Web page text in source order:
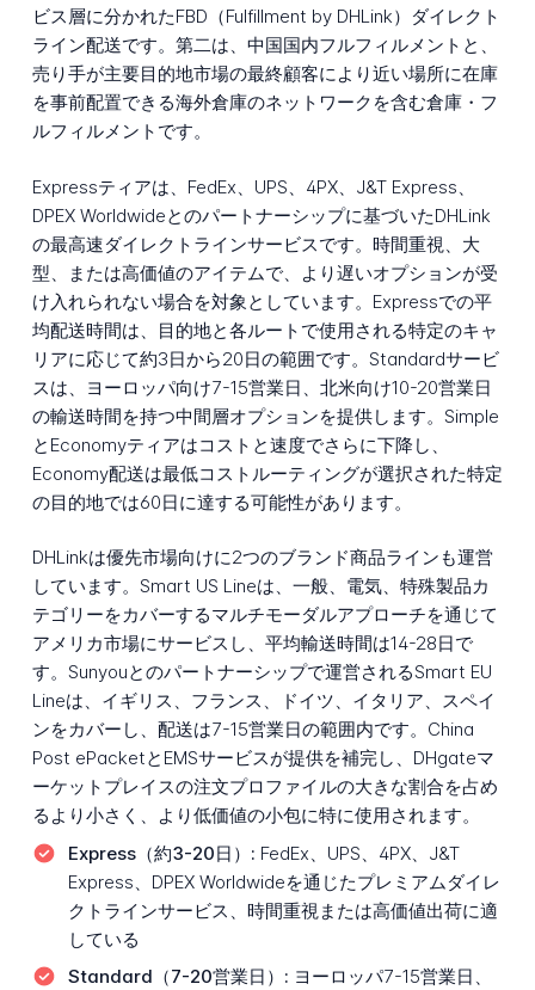
ビス層に分かれたFBD（Fulfillment by DHLink）ダイレクト
ライン配送です。第二は、中国国内フルフィルメントと、
売り手が主要目的地市場の最終顧客により近い場所に在庫
を事前配置できる海外倉庫のネットワークを含む倉庫・フ
ルフィルメントです。
Expressティアは、FedEx、UPS、4PX、J&T Express、
DPEX Worldwideとのパートナーシップに基づいたDHLink
の最高速ダイレクトラインサービスです。時間重視、大
型、または高価値のアイテムで、より遅いオプションが受
け入れられない場合を対象としています。Expressでの平
均配送時間は、目的地と各ルートで使用される特定のキャ
リアに応じて約3日から20日の範囲です。Standardサービ
スは、ヨーロッパ向け7-15営業日、北米向け10-20営業日
の輸送時間を持つ中間層オプションを提供します。Simple
とEconomyティアはコストと速度でさらに下降し、
Economy配送は最低コストルーティングが選択された特定
の目的地では60日に達する可能性があります。
DHLinkは優先市場向けに2つのブランド商品ラインも運営
しています。Smart US Lineは、一般、電気、特殊製品カ
テゴリーをカバーするマルチモーダルアプローチを通じて
アメリカ市場にサービスし、平均輸送時間は14-28日で
す。Sunyouとのパートナーシップで運営されるSmart EU
Lineは、イギリス、フランス、ドイツ、イタリア、スペイ
ンをカバーし、配送は7-15営業日の範囲内です。China
Post ePacketとEMSサービスが提供を補完し、DHgateマ
ーケットプレイスの注文プロファイルの大きな割合を占め
るより小さく、より低価値の小包に特に使用されます。
Express（約3-20日）: FedEx、UPS、4PX、J&T
Express、DPEX Worldwideを通じたプレミアムダイレ
クトラインサービス、時間重視または高価値出荷に適
している
Standard（7-20営業日）: ヨーロッパ7-15営業日、